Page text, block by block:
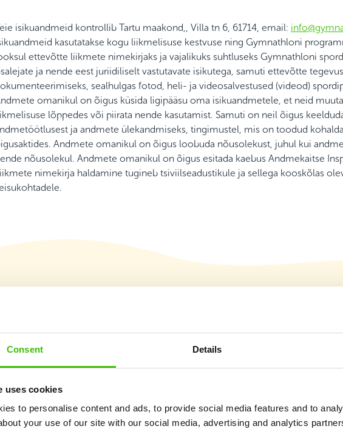
Consent Details
uses cookies
to personalise content and ads, to provide social media features and to
your use of our site with our social media, advertising and analytics
isikuandmeid kontrollib Tartu maakond,, Villa tn 6, 61714, email:
kasutatakse kogu liikmelisuse kestvuse ning Gymnathloni
ettevõtte liikmete nimekirjaks ja vajalikuks suhtluseks Gymnathloni
ja nende eest juriidiliselt vastutavate isikutega, samuti ettevõtte
sealhulgas fotod, heli- ja videosalvestused (videod)
omanikul on õigus küsida ligipääsu oma isikuandmetele, et neid
lõppedes või piirata nende kasutamist. Samuti on neil õigus
ja andmete ülekandmiseks, tingimustel, mis on toodud
Andmete omanikul on õigus loobuda nõusolekust, juhul kui
nõusolekul. Andmete omanikul on õigus esitada kaebus Andmekaitse
Liikmete nimekirja haldamine tugineb tsiviilseadustikule ja sellega kooskõlas
Kursuse valik
Mis on Gymnathlonis uut?